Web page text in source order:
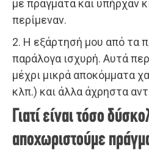
με πράγματα και υπήρχαν
περίμεναν.
2. Η εξάρτησή μου από τα
παράλογα ισχυρή. Αυτά
μέχρι μικρά αποκόμματα
κλπ.) και άλλα άχρηστα
Γιατί είναι τόσο
αποχωριστούμε